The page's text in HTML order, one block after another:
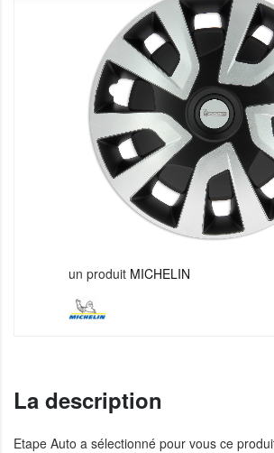
un produit MICHELIN
La description
Etape Auto a sélectionné pour vous ce